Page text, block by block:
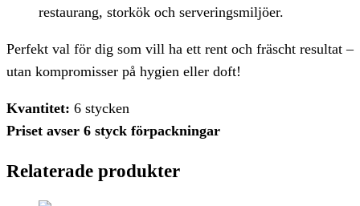
restaurang, storkök och serveringsmiljöer.
Perfekt val för dig som vill ha ett rent och fräscht resultat –
utan kompromisser på hygien eller doft!
Kvantitet: 6 stycken
Priset avser 6 styck förpackningar
Relaterade produkter